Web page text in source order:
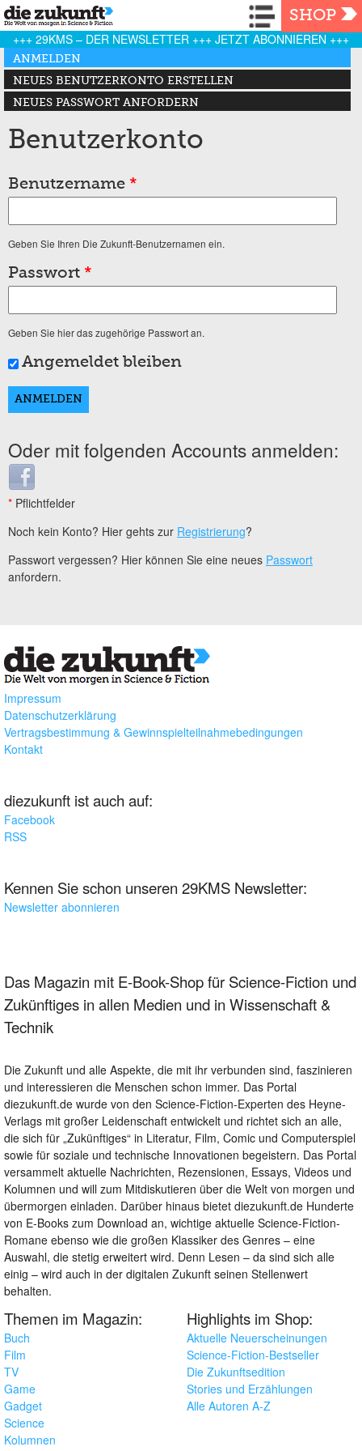
Navigation
SHOP
+++ 29KMS – DER NEWSLETTER +++ JETZT ABONNIEREN +++
Haupt-Reiter
ANMELDEN
(AKTIVER REITER)
NEUES BENUTZERKONTO ERSTELLEN
NEUES PASSWORT ANFORDERN
Benutzerkonto
Benutzername *
Geben Sie Ihren Die Zukunft-Benutzernamen ein.
Passwort *
Geben Sie hier das zugehörige Passwort an.
Angemeldet bleiben
Oder mit folgenden Accounts anmelden:
Login with Facebook
* Pflichtfelder
Noch kein Konto? Hier gehts zur Registrierung?
Passwort vergessen? Hier können Sie eine neues Passwort
anfordern.
Impressum
Datenschutzerklärung
Vertragsbestimmung & Gewinnspielteilnahmebedingungen
Kontakt
diezukunft ist auch auf:
Facebook
RSS
Kennen Sie schon unseren 29KMS Newsletter:
Newsletter abonnieren
Das Magazin mit E-Book-Shop für Science-Fiction und
Zukünftiges in allen Medien und in Wissenschaft &
Technik
Die Zukunft und alle Aspekte, die mit ihr verbunden sind, faszinieren
und interessieren die Menschen schon immer. Das Portal
diezukunft.de wurde von den Science-Fiction-Experten des Heyne-
Verlags mit großer Leidenschaft entwickelt und richtet sich an alle,
die sich für „Zukünftiges“ in Literatur, Film, Comic und Computerspiel
sowie für soziale und technische Innovationen begeistern. Das Portal
versammelt aktuelle Nachrichten, Rezensionen, Essays, Videos und
Kolumnen und will zum Mitdiskutieren über die Welt von morgen und
übermorgen einladen. Darüber hinaus bietet diezukunft.de Hunderte
von E-Books zum Download an, wichtige aktuelle Science-Fiction-
Romane ebenso wie die großen Klassiker des Genres – eine
Auswahl, die stetig erweitert wird. Denn Lesen – da sind sich alle
einig – wird auch in der digitalen Zukunft seinen Stellenwert
behalten.
Themen im Magazin:
Buch
Film
TV
Game
Gadget
Science
Kolumnen
Highlights im Shop:
Aktuelle Neuerscheinungen
Science-Fiction-Bestseller
Die Zukunftsedition
Stories und Erzählungen
Alle Autoren A-Z